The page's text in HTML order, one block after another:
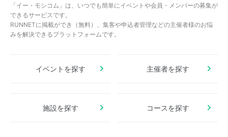
「イー・モシコム」は、いつでも簡単にイベントや会員・メンバーの募集が
できるサービスです。
RUNNETに掲載ができ（無料）、集客や申込者管理などの主催者様のお悩
みを解決できるプラットフォームです。
イベントを探す 主催者を探す
施設を探す コースを探す